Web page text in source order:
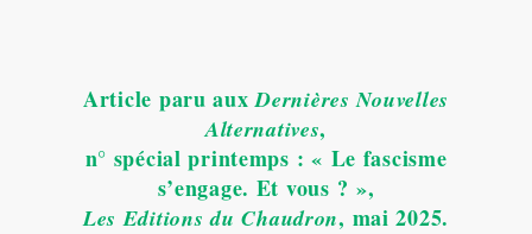
Article paru auxDernières Nouvelles
Alternatives,
n° spécial printemps : « Le fascisme
s’engage. Et vous ? »,
Les Editions du Chaudron, mai 2025.